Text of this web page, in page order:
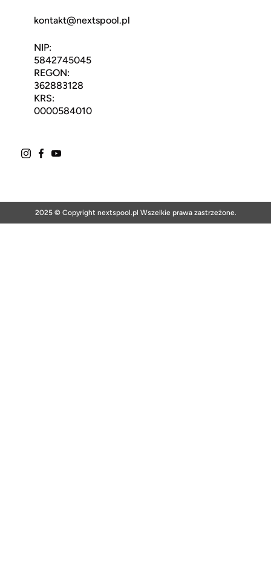
kontakt@nextspool.pl
NIP:
5842745045
REGON:
362883128
KRS:
0000584010